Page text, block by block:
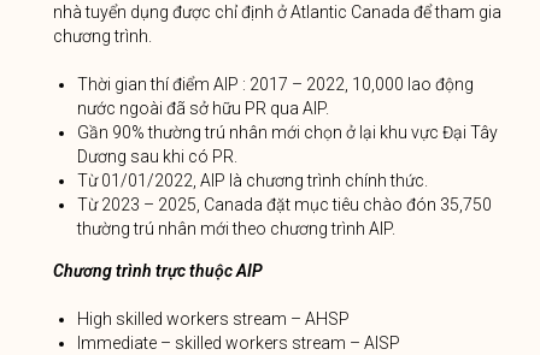
nhà tuyển dụng được chỉ định ở Atlantic Canada để tham gia
chương trình.
Thời gian thí điểm AIP : 2017 – 2022, 10,000 lao động
nước ngoài đã sở hữu PR qua AIP.
Gần 90% thường trú nhân mới chọn ở lại khu vực Đại Tây
Dương sau khi có PR.
Từ 01/01/2022, AIP là chương trình chính thức.
Từ 2023 – 2025, Canada đặt mục tiêu chào đón 35,750
thường trú nhân mới theo chương trình AIP.
Chương trình trực thuộc AIP
High skilled workers stream – AHSP
Immediate – skilled workers stream – AISP